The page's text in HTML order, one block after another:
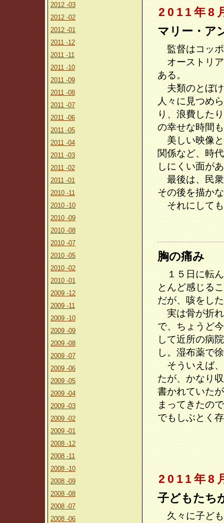
2012 -03
2012 -02
2012 -01
2011 -12
2011 -11
2011 -10
2011 -09
2011 -08
2011 -07
2011 -06
2011 -05
2011 -04
2011 -03
2011 -02
2011 -01
2010 -11
2010 -10
2010 -09
2010 -08
2010 -07
2010 -05
2010 -02
2010 -01
2009 -12
2009 -11
2009 -10
2009 -09
2009 -08
2009 -07
2009 -06
2009 -05
2009 -04
2009 -03
2009 -02
2009 -01
2008 -12
2008 -11
2008 -10
2008 -09
2008 -08
2008 -07
2008 -06
2011年8
マリー・ア
監督はコッポ
オーストリア
ある。
夫類のとぼけ
人々に見つめ
り、浪費した
の幸せな時間
美しい映像と
関係など、時
しにくい面が
最後は、民衆
その後を描か
それにしても
胸の痛み
１５日に転ん
とんど感じる
だが、咳をし
実は骨が折れ
で、ちょうど
して近所の病
し。湿布薬で
そういえば、
たが、かなり
書かれていた
まってきたの
でもしぶとく
2011年8
子どもたち
久々に子ど